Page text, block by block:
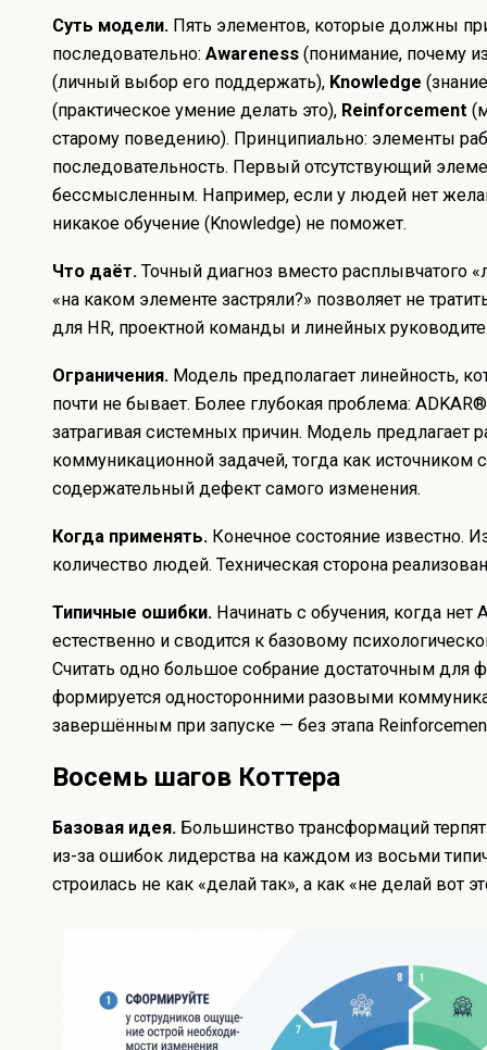
Суть модели. Пять элементов, которые должны
последовательно: Awareness (понимание, почему
(личный выбор его поддержать), Knowledge
(практическое умение делать это), Reinforcement
старому поведению). Принципиально: элементы
последовательность. Первый отсутствующий
бессмысленным. Например, если у людей нет
никакое обучение (Knowledge) не поможет.
Что даёт. Точный диагноз вместо расплывчатого
«на каком элементе застряли?» позволяет не
для HR, проектной команды и линейных
Ограничения. Модель предполагает линейность,
почти не бывает. Более глубокая проблема:
затрагивая системных причин. Модель предлагает
коммуникационной задачей, тогда как источником
содержательный дефект самого изменения.
Когда применять. Конечное состояние известно.
количество людей. Техническая сторона
Типичные ошибки. Начинать с обучения, когда нет
естественно и сводится к базовому
Считать одно большое собрание достаточным для
формируется односторонними разовыми
завершённым при запуске — без этапа
Восемь шагов Коттера
Базовая идея. Большинство трансформаций
из-за ошибок лидерства на каждом из восьми
строилась не как «делай так», а как «не делай вот